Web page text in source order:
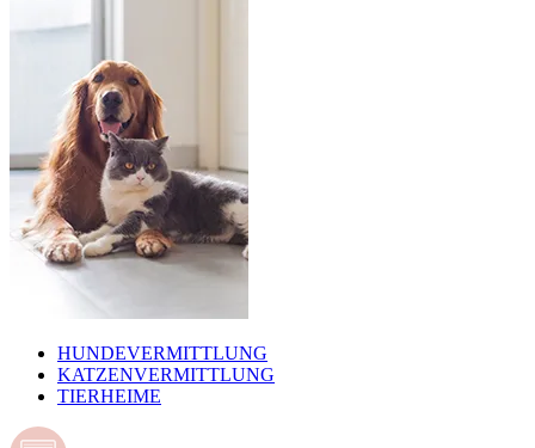
HUNDEVERMITTLUNG
KATZENVERMITTLUNG
TIERHEIME